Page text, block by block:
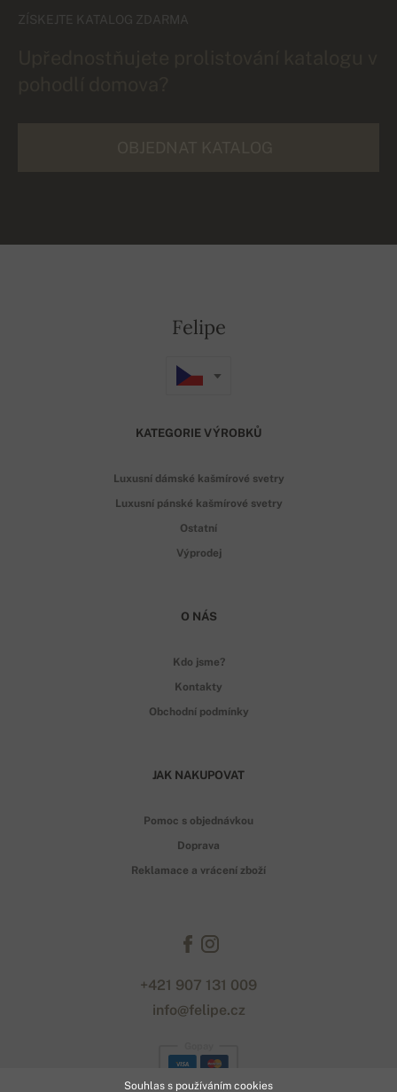
ZÍSKEJTE KATALOG ZDARMA
Felipe
KATEGORIE VÝROBKŮ
Luxusní dámské kašmírové svetry
Luxusní pánské kašmírové svetry
Ostatní
Výprodej
O NÁS
Kdo jsme?
Kontakty
Obchodní podmínky
JAK NAKUPOVAT
Pomoc s objednávkou
Doprava
Reklamace a vrácení zboží
+421 907 131 009
info@felipe.cz
Souhlas s používáním cookies